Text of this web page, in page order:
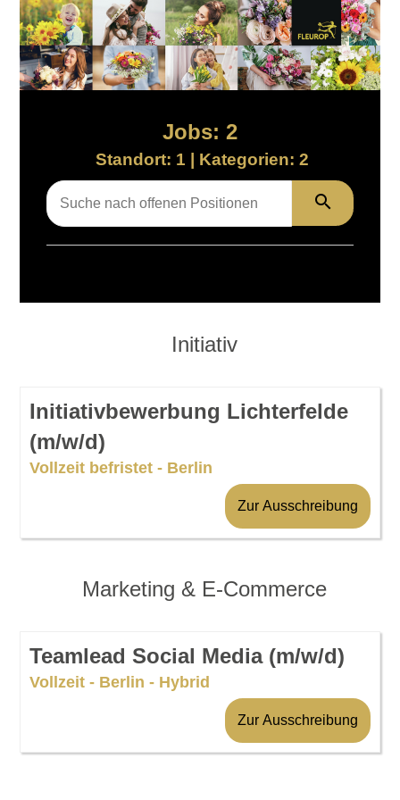
Jobs: 2
Standort: 1 | Kategorien: 2
Initiativ
Initiativbewerbung Lichterfelde
(m/w/d)
Vollzeit befristet - Berlin
Zur Ausschreibung
Marketing & E-Commerce
Teamlead Social Media (m/w/d)
Vollzeit - Berlin - Hybrid
Zur Ausschreibung